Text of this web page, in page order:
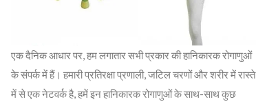
एक दैनिक आधार पर, हम लगातार सभी प्रकार की हानिकारक रोगाणुओं
के संपर्क में हैं। हमारी प्रतिरक्षा प्रणाली, जटिल चरणों और शरीर में रास्ते
में से एक नेटवर्क है, हमें इन हानिकारक रोगाणुओं के साथ-साथ कुछ